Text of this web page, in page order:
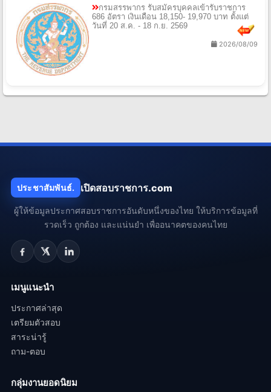
กรมสรรพากร รับสมัครบุคคลเข้ารับราชการ
686 อัตรา เงินเดือน 18,150- 19,970 บาท ตั้งแต่
วันที่ 20 ส.ค. - 18 ก.ย. 2569
2026/08/09
ประชาสัมพันธ์. เปิดสอบราชการ.com
ผู้ให้ข้อมูลประกาศสอบราชการอันดับหนึ่งของไทย ให้บริการข้อมูลที่
รวดเร็ว ถูกต้อง และแน่นยำ เพื่ออนาคตของคนไทย
เมนูแนะนำ
ประกาศล่าสุด
เตรียมตัวสอบ
สาระน่ารู้
ถาม-ตอบ
กลุ่มงานยอดนิยม